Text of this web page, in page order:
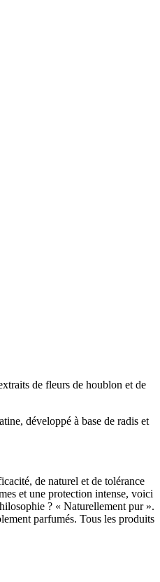
de fleurs de houblon et de
développé à base de radis et
de naturel et de tolérance
et une protection intense, voici
? « Naturellement pur ».
parfumés. Tous les produits